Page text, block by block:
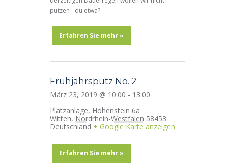
putzen - du etwa?
Erfahren Sie mehr »
Frühjahrsputz No. 2
März 23, 2019 @ 10:00 - 13:00
Platzanlage, Hohenstein 6a
Witten, Nordrhein-Westfalen 58453
Deutschland + Google Karte anzeigen
Erfahren Sie mehr »